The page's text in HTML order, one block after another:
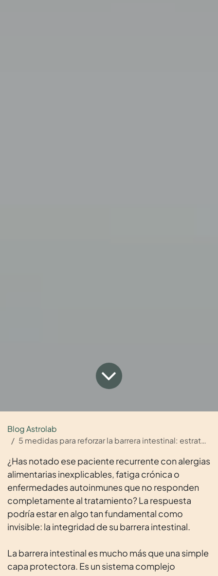
Blog Astrolab
5 medidas para reforzar la barrera intestinal: estrategias prácticas en consulta
¿Has notado ese paciente recurrente con alergias
alimentarias inexplicables, fatiga crónica o
enfermedades autoinmunes que no responden
completamente al tratamiento? La respuesta
podría estar en algo tan fundamental como
invisible: la integridad de su barrera intestinal.
La barrera intestinal es mucho más que una simple
capa protectora. Es un sistema complejo